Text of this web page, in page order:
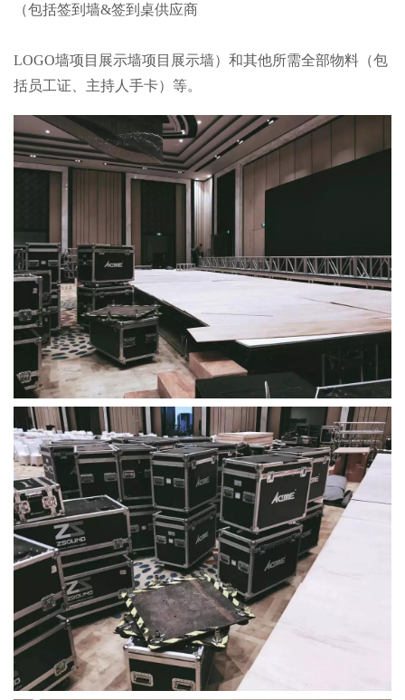
（包括签到墙&签到桌供应商
LOGO墙项目展示墙项目展示墙）和其他所需全部物料（包
括员工证、主持人手卡）等。